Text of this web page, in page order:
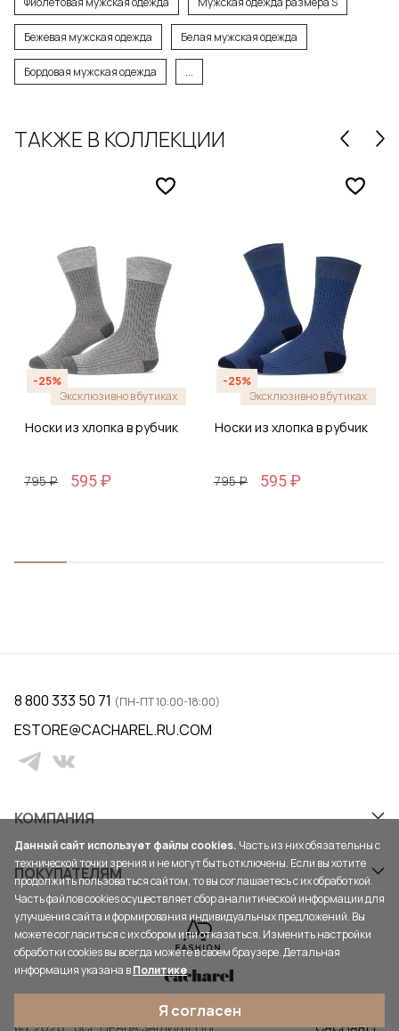
Бежевая мужская одежда Белая мужская одежда
Бордовая мужская одежда ...
ТАКЖЕ В КОЛЛЕКЦИИ
-25%
Эксклюзивно в бутиках
Носки из хлопка в рубчик
795 ₽ 595 ₽
-25%
Эксклюзивно в бутиках
Носки из хлопка в рубчик
795 ₽ 595 ₽
КОМПАНИЯ
ПОКУПАТЕЛЯМ
8 800 333 50 71 (ПН-ПТ 10:00-18:00)
ESTORE@CACHAREL.RU.COM
2026 ВСЕ ПРАВА ЗАЩИЩЕНЫ CACHAREL
Данный сайт использует файлы cookies. Часть из них обязательны с
технической точки зрения и не могут быть отключены. Если вы хотите
продолжить пользоваться сайтом, то вы соглашаетесь с их обработкой.
Часть файлов cookies осуществляет сбор аналитической информации для
улучшения сайта и формирования индивидуальных предложений. Вы
можете согласиться с их сбором или отказаться. Изменить настройки
обработки cookies вы всегда можете в своем браузере. Детальная
информация указана вПолитике
Я согласен